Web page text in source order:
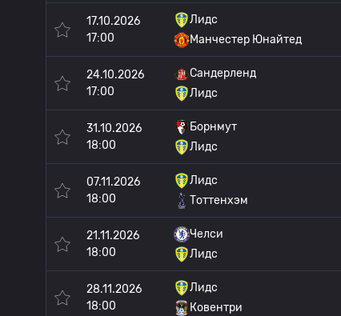
17.10.2026
17:00
Лидс
Манчестер Юнайтед
24.10.2026
17:00
Сандерленд
Лидс
31.10.2026
18:00
Борнмут
Лидс
07.11.2026
18:00
Лидс
Тоттенхэм
21.11.2026
18:00
Челси
Лидс
28.11.2026
18:00
Лидс
Ковентри